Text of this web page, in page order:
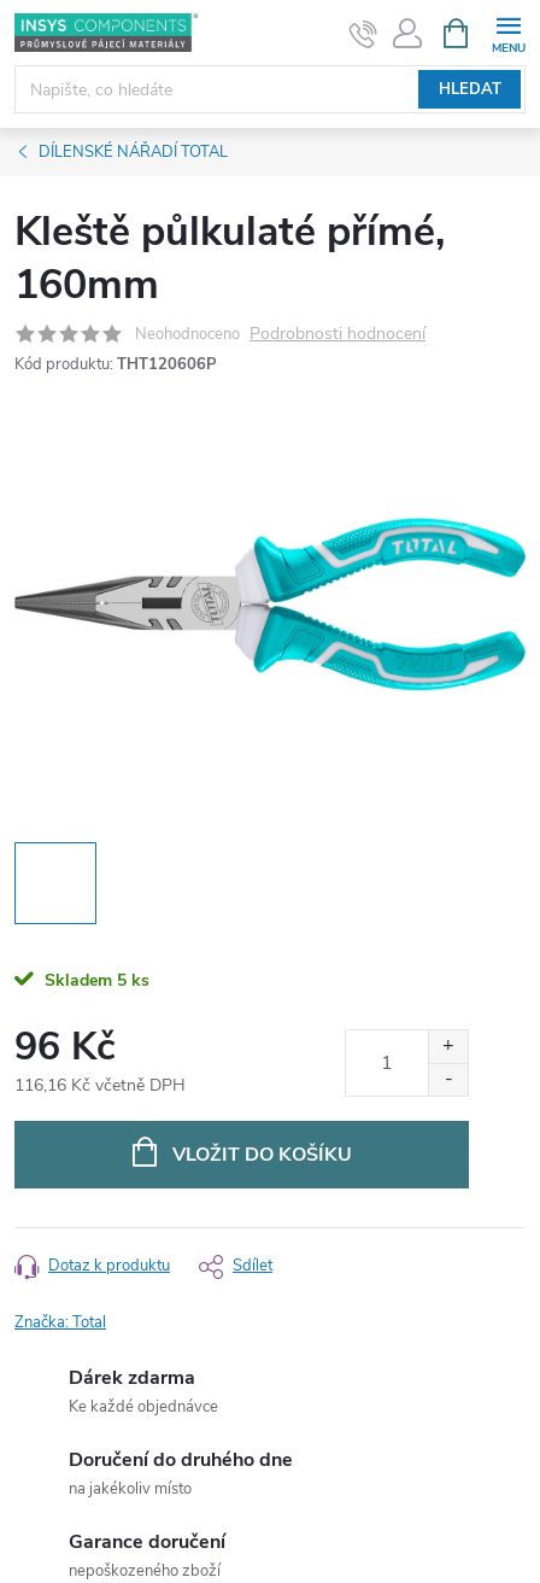
Přejít
na
obsah
HLEDAT
NÁKUPNÍ
KOŠÍK
DÍLENSKÉ NÁŘADÍ TOTAL
Kleště půlkulaté přímé,
160mm
Neohodnoceno Podrobnosti hodnocení
Kód produktu: THT120606P
Skladem 5 ks
96 Kč
116,16 Kč včetně DPH
VLOŽIT DO KOŠÍKU
Dotaz k produktu Sdílet
Značka:Total
Dárek zdarma
Ke každé objednávce
Doručení do druhého dne
na jakékoliv místo
Garance doručení
nepoškozeného zboží